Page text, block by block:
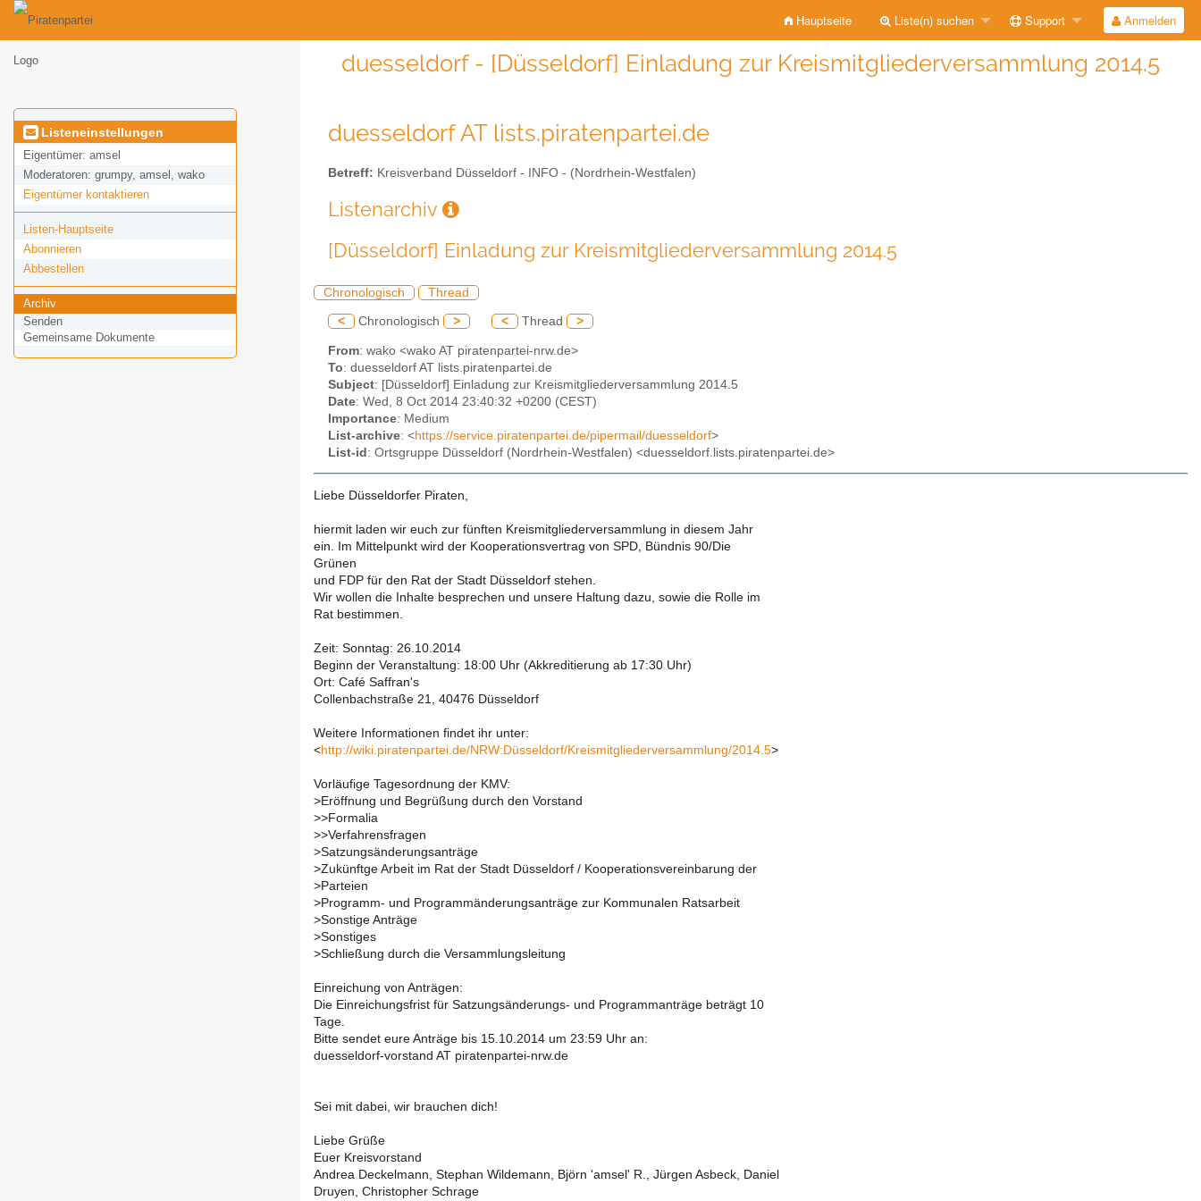
Hauptseite Liste(n) suchen Support Anmelden
duesseldorf - [Düsseldorf] Einladung zur Kreismitgliederversammlung 2014.5
Listeneinstellungen
Eigentümer: amsel
Moderatoren: grumpy, amsel, wako
Eigentümer kontaktieren
Listen-Hauptseite
Abonnieren
Abbestellen
Archiv
Senden
Gemeinsame Dokumente
duesseldorf AT lists.piratenpartei.de
Betreff: Kreisverband Düsseldorf - INFO - (Nordrhein-Westfalen)
Listenarchiv
[Düsseldorf] Einladung zur Kreismitgliederversammlung 2014.5
Chronologisch Thread
< Chronologisch > < Thread >
From: wako <wako AT piratenpartei-nrw.de>
To: duesseldorf AT lists.piratenpartei.de
Subject: [Düsseldorf] Einladung zur Kreismitgliederversammlung 2014.5
Date: Wed, 8 Oct 2014 23:40:32 +0200 (CEST)
Importance: Medium
List-archive: <https://service.piratenpartei.de/pipermail/duesseldorf>
List-id : Ortsgruppe Düsseldorf (Nordrhein-Westfalen) <duesseldorf.lists.piratenpartei.de>
Liebe Düsseldorfer Piraten,
hiermit laden wir euch zur fünften Kreismitgliederversammlung in diesem Jahr
ein. Im Mittelpunkt wird der Kooperationsvertrag von SPD, Bündnis 90/Die
Grünen
und FDP für den Rat der Stadt Düsseldorf stehen.
Wir wollen die Inhalte besprechen und unsere Haltung dazu, sowie die Rolle im
Rat bestimmen.
Zeit: Sonntag: 26.10.2014
Beginn der Veranstaltung: 18:00 Uhr (Akkreditierung ab 17:30 Uhr)
Ort: Café Saffran's
Collenbachstraße 21, 40476 Düsseldorf
Weitere Informationen findet ihr unter:
<http://wiki.piratenpartei.de/NRW:Düsseldorf/Kreismitgliederversammlung/2014.5>
Vorläufige Tagesordnung der KMV:
>Eröffnung und Begrüßung durch den Vorstand
>>Formalia
>>Verfahrensfragen
>Satzungsänderungsanträge
>Zukünftge Arbeit im Rat der Stadt Düsseldorf / Kooperationsvereinbarung der
>Parteien
>Programm- und Programmänderungsanträge zur Kommunalen Ratsarbeit
>Sonstige Anträge
>Sonstiges
>Schließung durch die Versammlungsleitung
Einreichung von Anträgen:
Die Einreichungsfrist für Satzungsänderungs- und Programmanträge beträgt 10
Tage.
Bitte sendet eure Anträge bis 15.10.2014 um 23:59 Uhr an:
duesseldorf-vorstand AT piratenpartei-nrw.de
Sei mit dabei, wir brauchen dich!
Liebe Grüße
Euer Kreisvorstand
Andrea Deckelmann, Stephan Wildemann, Björn 'amsel' R., Jürgen Asbeck, Daniel
Druyen, Christopher Schrage